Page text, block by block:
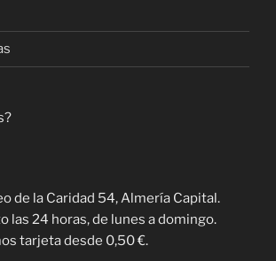
de la Caridad 54, Almería Capital.
las 24 horas, de lunes a domingo.
tarjeta desde 0,50 €.